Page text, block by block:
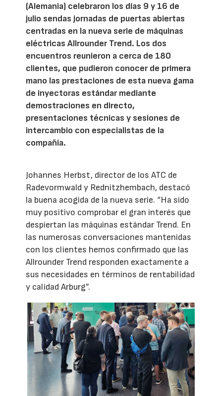
(Alemania) celebraron los días 9 y 16 de
julio sendas jornadas de puertas abiertas
centradas en la nueva serie de máquinas
eléctricas Allrounder Trend. Los dos
encuentros reunieron a cerca de 180
clientes, que pudieron conocer de primera
mano las prestaciones de esta nueva gama
de inyectoras estándar mediante
demostraciones en directo,
presentaciones técnicas y sesiones de
intercambio con especialistas de la
compañía.
Johannes Herbst, director de los ATC de
Radevormwald y Rednitzhembach, destacó
la buena acogida de la nueva serie. “Ha sido
muy positivo comprobar el gran interés que
despiertan las máquinas estándar Trend. En
las numerosas conversaciones mantenidas
con los clientes hemos confirmado que las
Allrounder Trend responden exactamente a
sus necesidades en términos de rentabilidad
y calidad Arburg”.